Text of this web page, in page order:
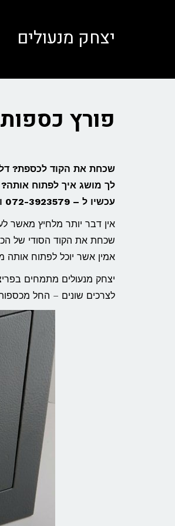
יצחק מנעולים
פורץ
שכחת את הקוד לכספת?
לך מושג איך לפתוח
עכשיו ל – 072-3923579 ופורץ מוסמך, מיומן ואמין יגיע עד אליך!
אין דבר יותר מלחיץ מאשר
שכחת את הקוד הסודי של
אמין אשר יוכל לפתוח אותה
יצחק מנעולים מתמחים
לצרכים שונים – החל